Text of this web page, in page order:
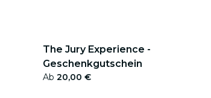
The Jury Experience -
Geschenkgutschein
Ab 20,00 €